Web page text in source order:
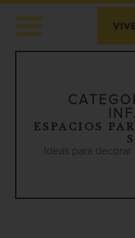
ESPACIOS
Ideas para